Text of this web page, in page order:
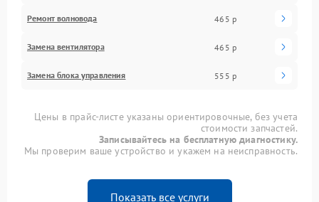
Ремонт волновода 465 р
Замена вентилятора 465 р
Замена блока управления 555 р
Цены в прайс-листе указаны ориентировочные, без учета
стоимости запчастей.
Записывайтесь на бесплатную диагностику.
Мы проверим ваше устройство и укажем на неисправность.
Показать все услуги